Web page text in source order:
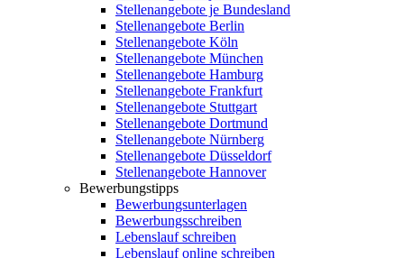
Stellenangebote je Bundesland
Stellenangebote Berlin
Stellenangebote Köln
Stellenangebote München
Stellenangebote Hamburg
Stellenangebote Frankfurt
Stellenangebote Stuttgart
Stellenangebote Dortmund
Stellenangebote Nürnberg
Stellenangebote Düsseldorf
Stellenangebote Hannover
Bewerbungstipps
Bewerbungsunterlagen
Bewerbungsschreiben
Lebenslauf schreiben
Lebenslauf online schreiben